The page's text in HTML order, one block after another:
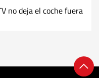
no deja el coche fuera